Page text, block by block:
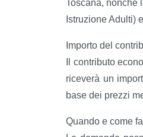
Toscana, nonché
Istruzione Adulti)
Importo del
Il contributo
riceverà un
base dei prezzi
Quando e come